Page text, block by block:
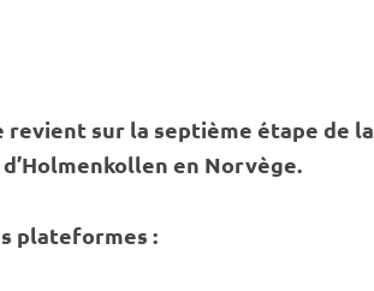
revient sur la septième étape de la
Holmenkollen en Norvège.
plateformes :